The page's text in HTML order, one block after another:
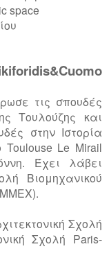
space
τις σπουδές
Τουλούζης και
στην Ιστορία
Toulouse Le Mirail
Έχει λάβει
Βιομηχανικού
Σχολή
Σχολή Paris-